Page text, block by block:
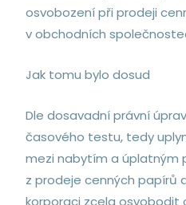
osvobození při prodeji
v obchodních
Jak tomu bylo dosud
Dle dosavadní právní
časového testu, tedy
mezi nabytím a úplatným
z prodeje cenných papírů
korporaci zcela osvobodit